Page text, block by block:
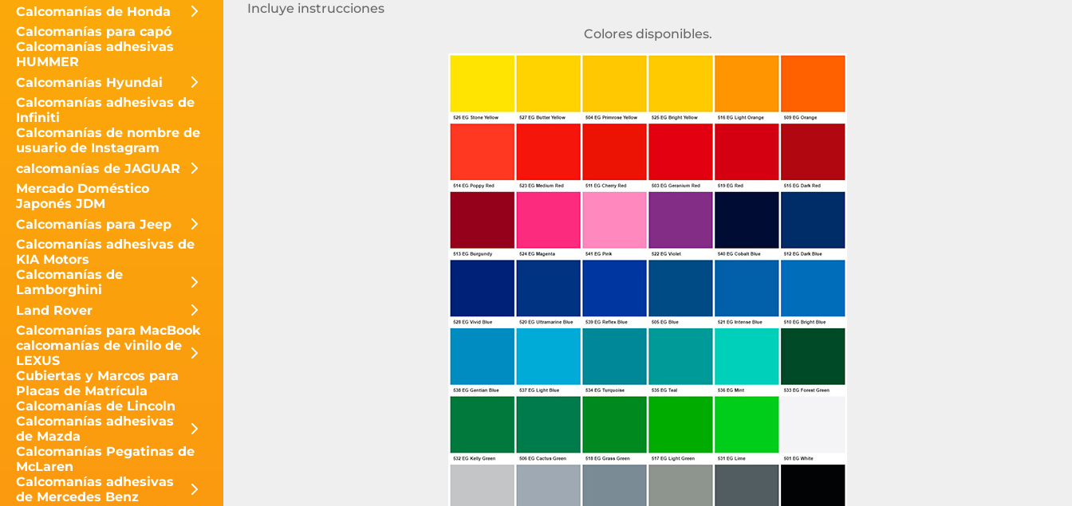
Calcomanías de Honda
Calcomanías para capó
Calcomanías adhesivas
HUMMER
Calcomanías Hyundai
Calcomanías adhesivas de
Infiniti
Calcomanías de nombre de
usuario de Instagram
calcomanías de JAGUAR
Mercado Doméstico
Japonés JDM
Calcomanías para Jeep
Calcomanías adhesivas de
KIA Motors
Calcomanías de
Lamborghini
Land Rover
Calcomanías para MacBook
calcomanías de vinilo de
LEXUS
Cubiertas y Marcos para
Placas de Matrícula
Calcomanías de Lincoln
Calcomanías adhesivas
de Mazda
Calcomanías Pegatinas de
McLaren
Calcomanías adhesivas
de Mercedes Benz
Incluye instrucciones
Colores disponibles.